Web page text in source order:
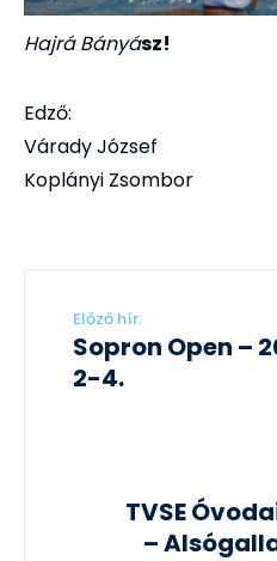
Hajrá Bányász!
Edző:
Várady József
Koplányi Zsombor
Előző hír:
Sopron Open –
2-4.
TVSE
–